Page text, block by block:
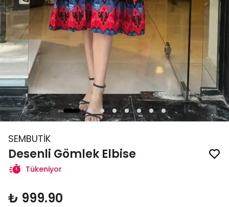
SEMBUTİK
Desenli Gömlek Elbise
Tükeniyor
₺ 999.90